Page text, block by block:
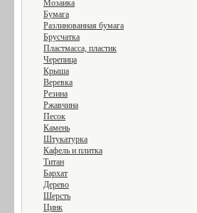
Мозаика
Бумага
Разлинованная бумага
Брусчатка
Пластмасса, пластик
Черепица
Крыша
Веревка
Резина
Ржавчина
Песок
Камень
Штукатурка
Кафель и плитка
Титан
Бархат
Дерево
Шерсть
Цинк